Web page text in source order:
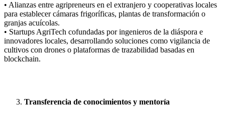
• Alianzas entre agripreneurs en el extranjero y cooperativas locales
para establecer cámaras frigoríficas, plantas de transformación o
granjas acuícolas.
• Startups AgriTech cofundadas por ingenieros de la diáspora e
innovadores locales, desarrollando soluciones como vigilancia de
cultivos con drones o plataformas de trazabilidad basadas en
blockchain.
Transferencia de conocimientos y mentoría